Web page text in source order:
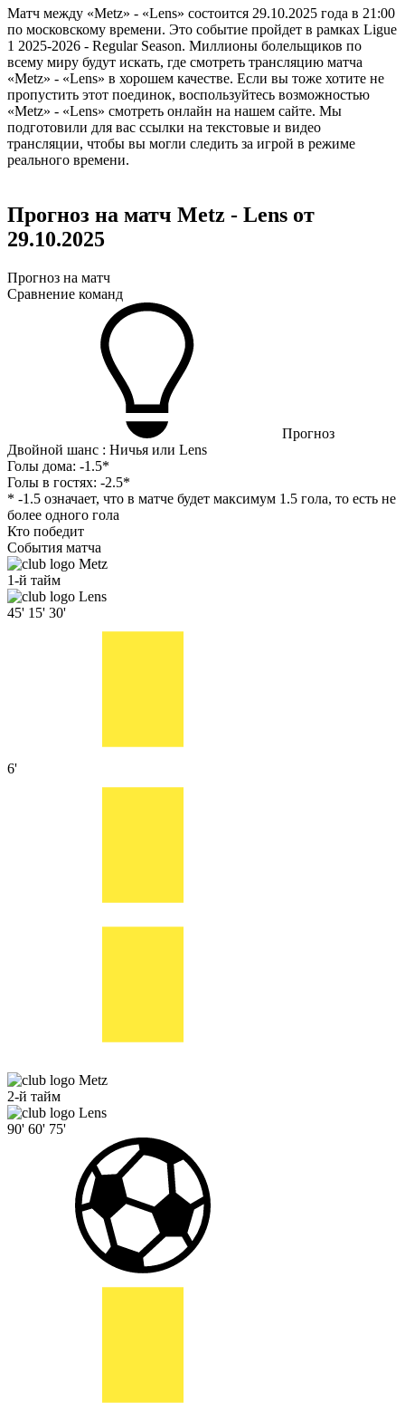
Матч между «Metz» - «Lens» состоится 29.10.2025 года в 21:00
по московскому времени. Это событие пройдет в рамках Ligue
1 2025-2026 - Regular Season. Миллионы болельщиков по
всему миру будут искать, где смотреть трансляцию матча
«Metz» - «Lens» в хорошем качестве. Если вы тоже хотите не
пропустить этот поединок, воспользуйтесь возможностью
«Metz» - «Lens» смотреть онлайн на нашем сайте. Мы
подготовили для вас ссылки на текстовые и видео
трансляции, чтобы вы могли следить за игрой в режиме
реального времени.
Прогноз на матч Metz - Lens от
29.10.2025
Прогноз на матч
Сравнение команд
Прогноз
Двойной шанс : Ничья или Lens
Голы дома: -1.5*
Голы в гостях: -2.5*
* -1.5 означает, что в матче будет максимум 1.5 гола, то есть не
более одного гола
Кто победит
События матча
Metz
1-й тайм
Lens
45' 15' 30'
6'
Metz
2-й тайм
Lens
90' 60' 75'